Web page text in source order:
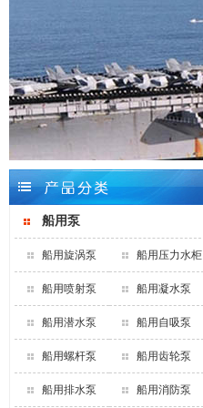
船用泵
船用旋涡泵 船用压力水柜
船用喷射泵 船用凝水泵
船用潜水泵 船用自吸泵
船用螺杆泵 船用齿轮泵
船用排水泵 船用消防泵